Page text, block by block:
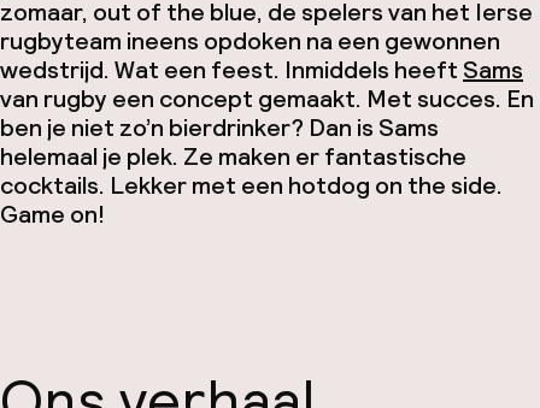
zomaar, out of the blue, de spelers van het Ierse
rugbyteam ineens opdoken na een gewonnen
wedstrijd. Wat een feest. Inmiddels heeft Sams
van rugby een concept gemaakt. Met succes. En
ben je niet zo’n bierdrinker? Dan is Sams
helemaal je plek. Ze maken er fantastische
cocktails. Lekker met een hotdog on the side.
Game on!